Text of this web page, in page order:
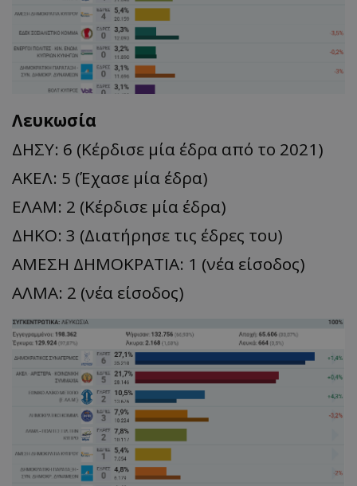
Λευκωσία
ΔΗΣΥ: 6 (Κέρδισε μία έδρα από το 2021)
ΑΚΕΛ: 5 (Έχασε μία έδρα)
ΕΛΑΜ: 2 (Κέρδισε μία έδρα)
ΔΗΚΟ: 3 (Διατήρησε τις έδρες του)
ΑΜΕΣΗ ΔΗΜΟΚΡΑΤΙΑ: 1 (νέα είσοδος)
ΑΛΜΑ: 2 (νέα είσοδος)